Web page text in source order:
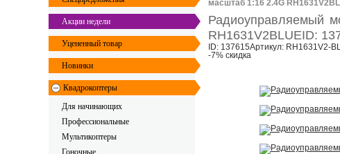
Акции недели
Уцененный товар
Новинки
Квадрокоптеры
Для начинающих
Профессиональные
Мультикоптеры
Гоночные
масштаб 1:16 2.4G
Радиоуправляемый
RH1631V2BLUEID:
ID: 137615Артикул: RH1631V2-
-7% скидка